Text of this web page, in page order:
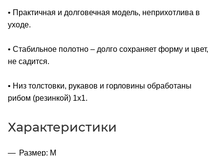
• Практичная и долговечная модель, неприхотлива в
уходе.
• Стабильное полотно – долго сохраняет форму и цвет,
не садится.
• Низ толстовки, рукавов и горловины обработаны
рибом (резинкой) 1x1.
Характеристики
Размер: M